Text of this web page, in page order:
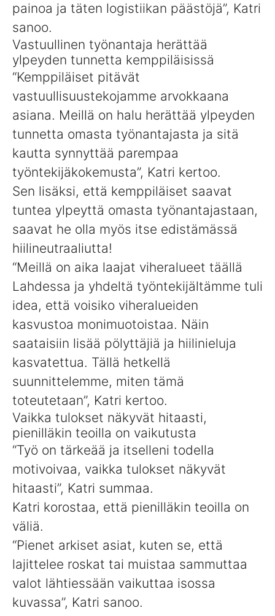
painoa ja täten logistiikan päästöjä”, Katri
sanoo.
Vastuullinen työnantaja herättää
ylpeyden tunnetta kemppiläisissä
“Kemppiläiset pitävät
vastuullisuustekojamme arvokkaana
asiana. Meillä on halu herättää ylpeyden
tunnetta omasta työnantajasta ja sitä
kautta synnyttää parempaa
työntekijäkokemusta”, Katri kertoo.
Sen lisäksi, että kemppiläiset saavat
tuntea ylpeyttä omasta työnantajastaan,
saavat he olla myös itse edistämässä
hiilineutraaliutta!
“Meillä on aika laajat viheralueet täällä
Lahdessa ja yhdeltä työntekijältämme tuli
idea, että voisiko viheralueiden
kasvustoa monimuotoistaa. Näin
saataisiin lisää pölyttäjiä ja hiilinieluja
kasvatettua. Tällä hetkellä
suunnittelemme, miten tämä
toteutetaan”, Katri kertoo.
Vaikka tulokset näkyvät hitaasti,
pienilläkin teoilla on vaikutusta
“Työ on tärkeää ja itselleni todella
motivoivaa, vaikka tulokset näkyvät
hitaasti”, Katri summaa.
Katri korostaa, että pienilläkin teoilla on
väliä.
“Pienet arkiset asiat, kuten se, että
lajittelee roskat tai muistaa sammuttaa
valot lähtiessään vaikuttaa isossa
kuvassa”, Katri sanoo.